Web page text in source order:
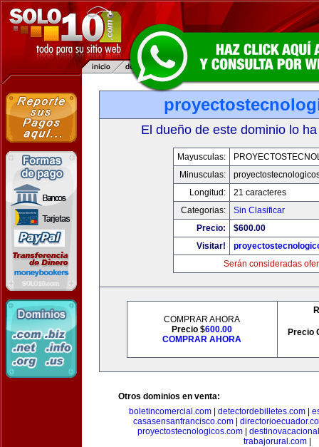
El dueño de este dominio lo
Mayusculas:
Minusculas:
Longitud:
21 caracteres
Categorias:
Sin Clasificar
Precio:
$600.00
Visitar!
Serán consideradas
COMPRAR AHORA
Precio $600.00
COMPRAR AHORA
Precio
Otros dominios en venta:
boletincomercial.com
detectordebilletes.com
casasensanfrancisco.com|
proyectostecnologicos.com|
trabajorural.com|